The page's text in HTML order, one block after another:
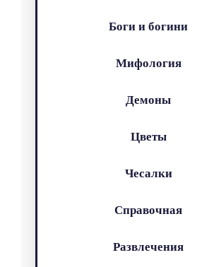
Боги и богини
Мифология
Демоны
Цветы
Чесалки
Справочная
Развлечения